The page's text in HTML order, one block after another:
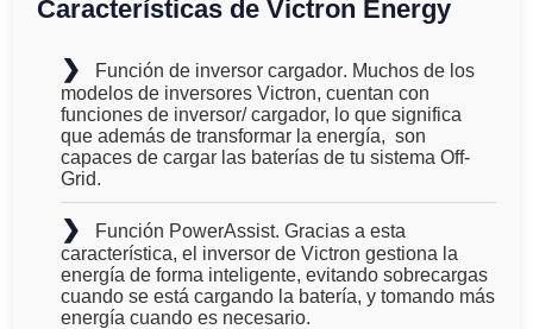
Características de Victron Energy
❯ Función de inversor cargador. Muchos de los
modelos de inversores Victron, cuentan con
funciones de inversor/ cargador, lo que significa
que además de transformar la energía,son
capaces de cargar las baterías de tu sistema Off-
Grid.
❯ Función PowerAssist. Gracias a esta
característica, el inversor de Victrongestiona la
energía de forma inteligente, evitando sobrecargas
cuando se está cargando la batería, y tomando más
energía cuando es necesario.